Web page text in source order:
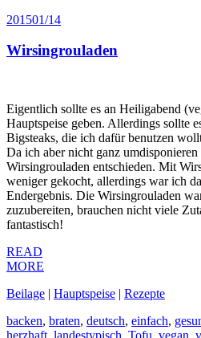
201501/14
Wirsingrouladen
Eigentlich sollte es an Heiligabend
Hauptspeise geben. Allerdings sollte
Bigsteaks, die ich dafür benutzen
Da ich aber nicht ganz
Wirsingrouladen entschieden. Mit
weniger gekocht, allerdings war ich
Endergebnis. Die Wirsingrouladen
zuzubereiten, brauchen nicht viele
fantastisch!
READ
MORE
Beilage | Hauptspeise | Rezepte
backen, braten, deutsch, einfach,
herzhaft landestypisch Tofu vegan